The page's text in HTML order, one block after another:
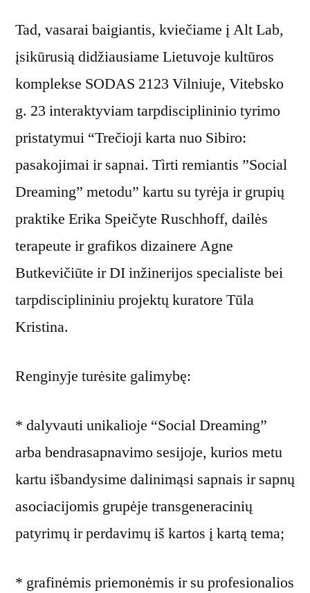
Tad, vasarai baigiantis, kviečiame į Alt Lab,
įsikūrusią didžiausiame Lietuvoje kultūros
komplekse SODAS 2123 Vilniuje, Vitebsko
g. 23 interaktyviam tarpdisciplininio tyrimo
pristatymui “Trečioji karta nuo Sibiro:
pasakojimai ir sapnai. Tìrti remiantis ”Social
Dreaming” metodu” kartu su tyrėja ir grupių
praktike Erika Speičyte Ruschhoff, dailės
terapeute ir grafikos dizainere Agne
Butkevičiūte ir DI inžinerijos specialiste bei
tarpdisciplininiu projektų kuratore Tūla
Kristina.
Renginyje turėsite galimybę:
* dalyvauti unikalioje “Social Dreaming”
arba bendrasapnavimo sesijoje, kurios metu
kartu išbandysime dalinimąsi sapnais ir sapnų
asociacijomis grupėje transgeneracinių
patyrimų ir perdavimų iš kartos į kartą tema;
* grafinėmis priemonėmis ir su profesionalios